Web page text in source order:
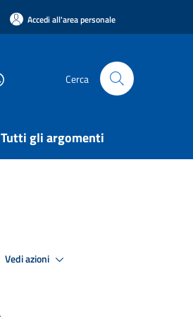
Accedi all'area personale
Cerca
Tutti gli argomenti
Vedi azioni